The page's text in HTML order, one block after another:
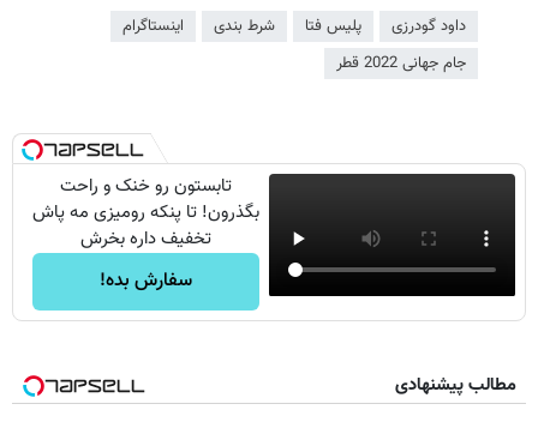
داود گودرزی پلیس فتا شرط بندی
اینستاگرام
جام جهانی 2022 قطر
تابستون رو خنک و راحت
بگذرون! تا پنکه رومیزی مه پاش
تخفیف داره بخرش
سفارش بده!
مطالب پیشنهادی